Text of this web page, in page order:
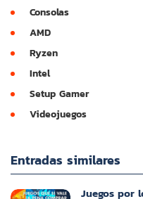
Consolas
AMD
Ryzen
Intel
Setup Gamer
Videojuegos
Entradas similares
Juegos por